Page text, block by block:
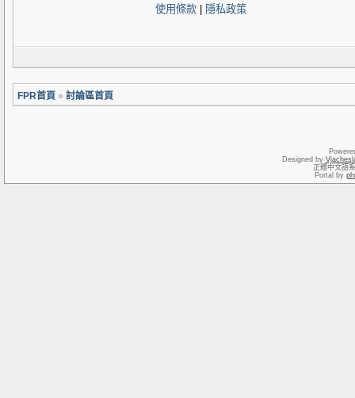
使用條款
隱私政策
FPR首頁 » 討論區首頁
Designed by
正體中文語
Portal by